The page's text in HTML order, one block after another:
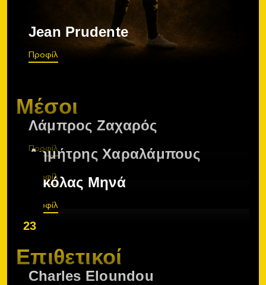
Jean Prudente
Προφίλ
Μέσοι
Λάμπρος Ζαχαρός
Προφίλ
Δημήτρης Χαραλάμπους
Προφίλ
23
Νικόλας Μηνά
Προφίλ
Επιθετικοί
Charles Eloundou